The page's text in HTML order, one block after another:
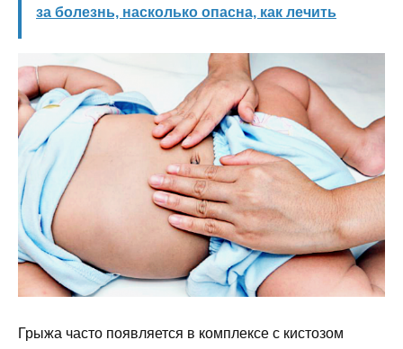
за болезнь, насколько опасна, как лечить
Грыжа часто появляется в комплексе с кистозом